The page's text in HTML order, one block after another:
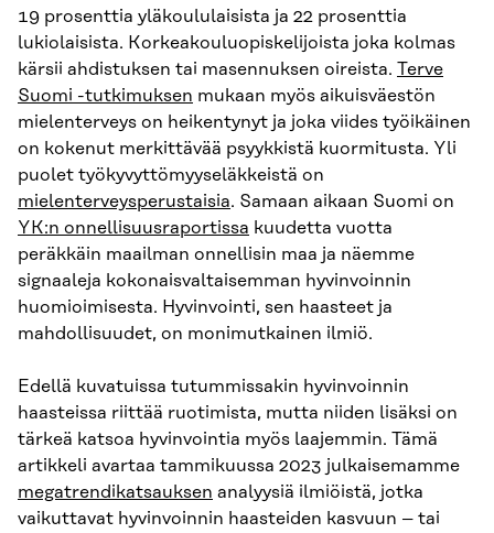
19 prosenttia yläkoululaisista ja 22 prosenttia
lukiolaisista. Korkeakouluopiskelijoista joka kolmas
kärsii ahdistuksen tai masennuksen oireista. Terve
Suomi -tutkimuksen mukaan myös aikuisväestön
mielenterveys on heikentynyt ja joka viides työikäinen
on kokenut merkittävää psyykkistä kuormitusta. Yli
puolet työkyvyttömyyseläkkeistä on
mielenterveysperustaisia. Samaan aikaan Suomi on
YK:n onnellisuusraportissa kuudetta vuotta
peräkkäin maailman onnellisin maa ja näemme
signaaleja kokonaisvaltaisemman hyvinvoinnin
huomioimisesta. Hyvinvointi, sen haasteet ja
mahdollisuudet, on monimutkainen ilmiö.
Edellä kuvatuissa tutummissakin hyvinvoinnin
haasteissa riittää ruotimista, mutta niiden lisäksi on
tärkeä katsoa hyvinvointia myös laajemmin. Tämä
artikkeli avartaa tammikuussa 2023 julkaisemamme
megatrendikatsauksen analyysiä ilmiöistä, jotka
vaikuttavat hyvinvoinnin haasteiden kasvuun – tai